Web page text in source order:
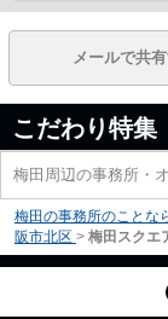
メールで共
こだわり特集
梅田周辺の事務所・
梅田の事務所のことな
阪市北区 > 梅田スクエ